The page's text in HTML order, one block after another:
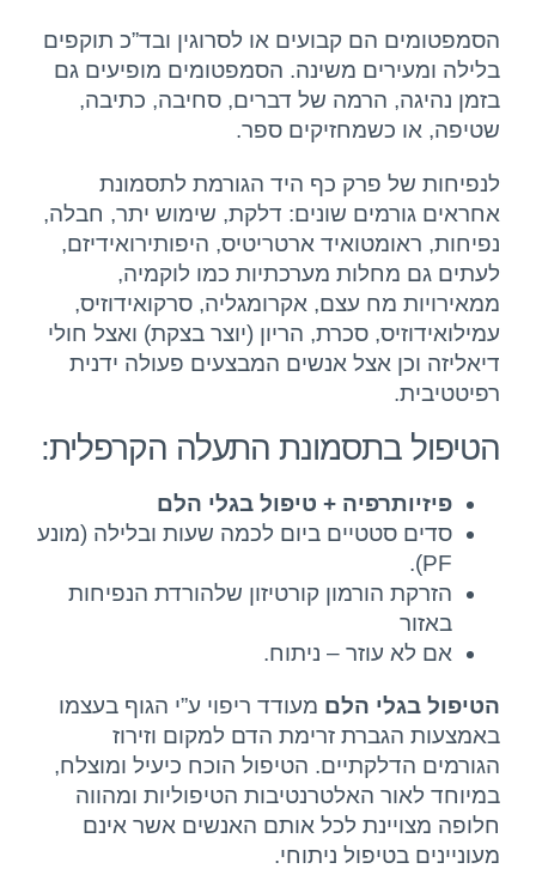
הסמפטומים הם קבועים או לסרוגין ובד”כ תוקפים
בלילה ומעירים משינה. הסמפטומים מופיעים גם
בזמן נהיגה, הרמה של דברים, סחיבה, כתיבה,
שטיפה, או כשמחזיקים ספר.
לנפיחות של פרק כף היד הגורמת לתסמונת
אחראים גורמים שונים: דלקת, שימוש יתר, ‏חבלה,
נפיחות, ראומטואיד ארטריטיס, היפותירואידיזם,
לעתים גם מחלות מערכתיות כמו ‏לוקמיה,
ממאירויות מח עצם, אקרומגליה, סרקואידוזיס,
עמילואידוזיס, סכרת, הריון (יוצר ‏בצקת) ואצל חולי
דיאליזה וכן אצל אנשים המבצעים פעולה ידנית
רפיטטיבית.
הטיפול בתסמונת התעלה הקרפלית:
פיזיותרפיה + טיפול בגלי הלם
סדים סטטיים ביום לכמה שעות ובלילה (מונע
PF).
הזרקת הורמון קורטיזון שלהורדת הנפיחות
באזור
אם לא עוזר – ניתוח.
הטיפול בגלי הלם מעודד ריפוי ע”י הגוף בעצמו
באמצעות הגברת זרימת הדם למקום וזירוז
הגורמים הדלקתיים. הטיפול הוכח כיעיל ומוצלח,
במיוחד לאור האלטרנטיבות הטיפוליות ומהווה
חלופה מצויינת לכל אותם האנשים אשר אינם
מעוניינים בטיפול ניתוחי.